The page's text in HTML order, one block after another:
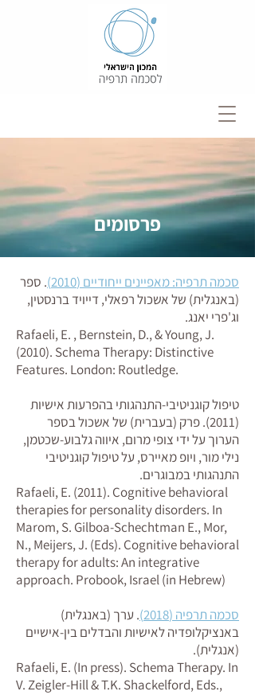
פרסומים
סכמה תרפיה: מאפיינים ייחודיים (2010)
. ספר
(באנגלית) של אשכול רפאלי, דייויד ברנסטין,
וג'פרי יאנג.
Rafaeli, E. , Bernstein, D., & Young, J.
(2010). Schema Therapy: Distinctive
Features. London: Routledge.
טיפול קוגניטיבי-התנהגותי בהפרעות אישיות
(2011). פרק (בעברית) של אשכול בספר
הערוך על ידי צופי מרום, איווה גלבוע-שכטמן,
נילי מור, ויופ מאיירס, על טיפול קוגניטיבי
התנהגותי במבוגרים.
Rafaeli, E. (2011). Cognitive behavioral
therapies for personality disorders. In
Marom, S. Gilboa-Schechtman E., Mor,
N., Meijers, J. (Eds). Cognitive behavioral
therapy for adults: An integrative
approach. Probook, Israel (in Hebrew)
סכמה תרפיה (2018)
. ערך (באנגלית)
באנציקלופדיה לאישיות והבדלים בין-אישיים
(אנגלית).
Rafaeli, E. (In press). Schema Therapy. In
V. Zeigler-Hill & T.K. Shackelford, Eds.,